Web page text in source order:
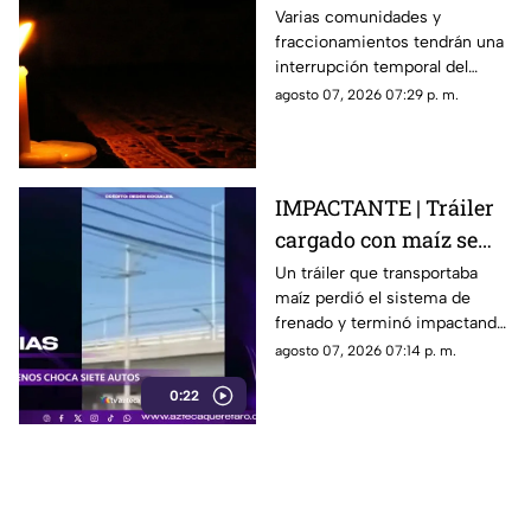
del suministro eléctrico
en Querétaro; estás
serán las zonas
afectadas
Varias comunidades y
fraccionamientos tendrán una
interrupción temporal del
servicio eléctrico durante
agosto 07, 2026 07:29 p. m.
0:22
IMPACTANTE | Tráiler
cargado con maíz se
queda sin frenos y
embiste a siete
vehículos
Un tráiler que transportaba
maíz perdió el sistema de
frenado y terminó impactando
a siete vehículos que
agosto 07, 2026 07:14 p. m.